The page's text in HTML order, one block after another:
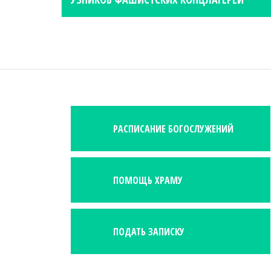
s
a
РАСПИСАНИЕ БОГОСЛУЖЕНИЙ
ПОМОЩЬ ХРАМУ
ПОДАТЬ ЗАПИСКУ